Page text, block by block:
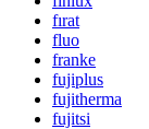
fırat
fluo
franke
fujiplus
fujitherma
fujitsi